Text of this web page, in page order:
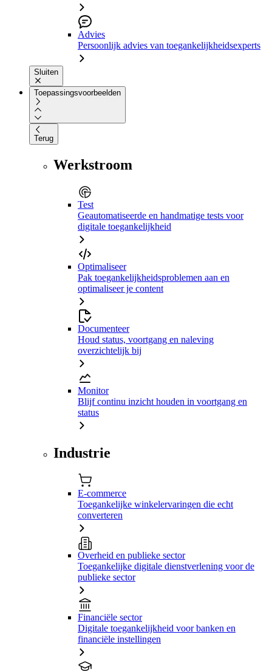
Advies
Persoonlijk advies van toegankelijkheidsexperts
Sluiten
Toepassingsvoorbeelden
Terug
Werkstroom
Test
Geautomatiseerde en handmatige tests voor
digitale toegankelijkheid
Optimaliseer
Pak toegankelijkheidsproblemen aan en
optimaliseer je content
Documenteer
Houd status, voortgang en naleving
overzichtelijk bij
Monitor
Blijf continu inzicht houden in voortgang en
status
Industrie
E-commerce
Toegankelijke winkelervaringen die echt
converteren
Overheid en publieke sector
Toegankelijke digitale dienstverlening voor de
publieke sector
Financiële sector
Digitale toegankelijkheid voor banken en
financiële instellingen